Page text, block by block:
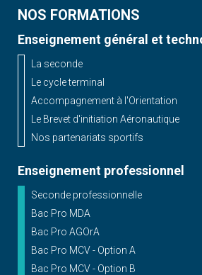
NOS FORMATIONS
Enseignement général et
La seconde
Le cycle terminal
Accompagnement à l'Orientation
Le Brevet d'initiation Aéronautique
Nos partenariats sportifs
Enseignement professionnel
Seconde professionnelle
Bac Pro MDA
Bac Pro AGOrA
Bac Pro MCV - Option A
Bac Pro MCV - Option B